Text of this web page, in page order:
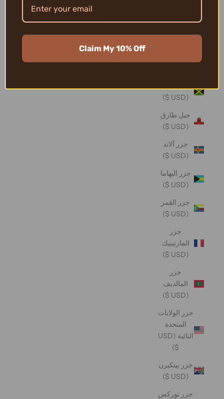
(USD $)
جبل طارق
(USD $)
جزر آلاند
(USD $)
جزر البهاما
(USD $)
جزر القمر
(USD $)
جزر
المارتينيك
(USD $)
جزر
المالديف
(USD $)
جزر الولايات
المتحدة
النائية (USD
$)
جزر بيتكيرن
(USD $)
جزر توركس
Claim My 10% Off